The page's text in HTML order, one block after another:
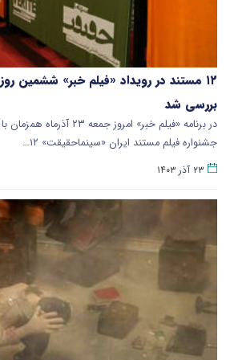
۱۲ مستند در رویداد «فیلم خبر» ششمین
بررسی شد
در برنامه «فیلم خبر» امروز
جشنواره فیلم مستند ایران «سینماحقیقت» ۱۲…
۲۳ آذر ۱۴۰۳